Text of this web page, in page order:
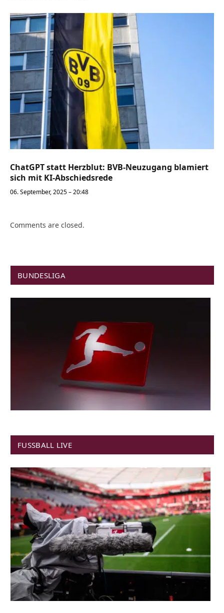
ChatGPT statt Herzblut: BVB-Neuzugang blamiert
sich mit KI-Abschiedsrede
06. September, 2025 – 20:48
Comments are closed.
BUNDESLIGA
FUSSBALL LIVE